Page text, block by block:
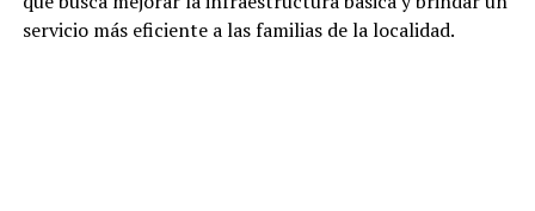
servicio más eficiente a las familias de la localidad.